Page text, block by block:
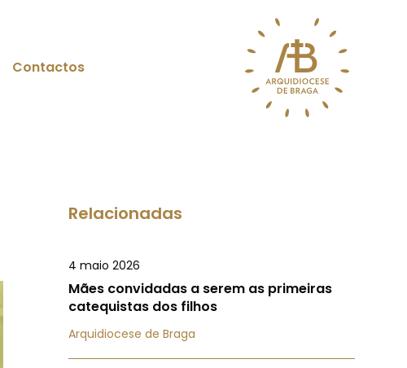
Contactos
Relacionadas
4 maio 2026
Mães convidadas a serem as primeiras
catequistas dos filhos
Arquidiocese de Braga